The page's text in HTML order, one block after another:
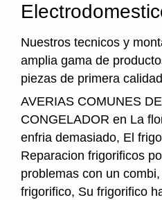
Nuestros tecnicos y
amplia gama de
piezas de primera
AVERIAS COMUNES
CONGELADOR en La
enfria demasiado, El
Reparacion frigorificos
problemas con un
frigorifico, Su frigorifico